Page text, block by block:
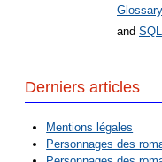
and SQL
Derniers articles
Mentions légales
Personnages des